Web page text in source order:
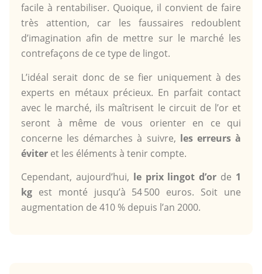
facile à rentabiliser. Quoique, il convient de faire
très attention, car les faussaires redoublent
d’imagination afin de mettre sur le marché les
contrefaçons de ce type de lingot.
L’idéal serait donc de se fier uniquement à des
experts en métaux précieux. En parfait contact
avec le marché, ils maîtrisent le circuit de l’or et
seront à même de vous orienter en ce qui
concerne les démarches à suivre, les erreurs à
éviter et les éléments à tenir compte.
Cependant, aujourd’hui, le prix lingot d’or de 1
kg est monté jusqu’à 54 500 euros. Soit une
augmentation de 410 % depuis l’an 2000.